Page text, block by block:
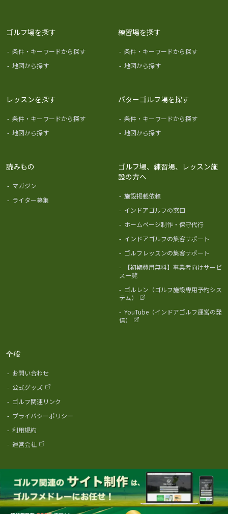
ゴルフ場を探す
- 条件・キーワードから探す
- 地図から探す
練習場を探す
- 条件・キーワードから探す
- 地図から探す
レッスンを探す
- 条件・キーワードから探す
- 地図から探す
パターゴルフ場を探す
- 条件・キーワードから探す
- 地図から探す
読みもの
- マガジン
- ライター募集
ゴルフ場、練習場、レッスン施
設の方へ
- 施設掲載依頼
- インドアゴルフの窓口
- ホームページ制作・保守代行
- インドアゴルフの集客サポート
- ゴルフレッスンの集客サポート
-
【初期費用無料】事業者向けサービ
ス一覧
- ゴルレン（ゴルフ施設専用予約シス
テム）
- YouTube（インドアゴルフ運営の発
信）
全般
- お問い合わせ
- 公式グッズ
- ゴルフ関連リンク
- プライバシーポリシー
- 利用規約
- 運営会社